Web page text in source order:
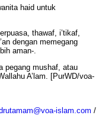
haid untuk
thawaf, i’tikaf,
dengan memegang
aman-.
pegang mushaf, atau
A’lam. [PurWD/voa-
islam.com /